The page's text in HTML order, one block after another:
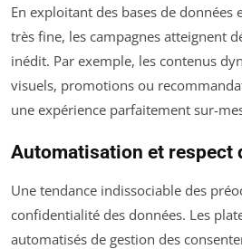
En exploitant des bases de
très fine, les campagnes atteignent
inédit. Par exemple, les contenus
visuels, promotions ou
une expérience parfaitement sur-
Automatisation et respect
Une tendance indissociable des
confidentialité des données. Les
automatisés de gestion des